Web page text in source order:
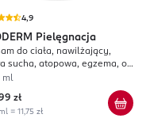
4,9
Pielęgnacja
do ciała, nawilżający,
sucha, atopowa, egzema, od
życia
ml
zł
= 11,75 zł